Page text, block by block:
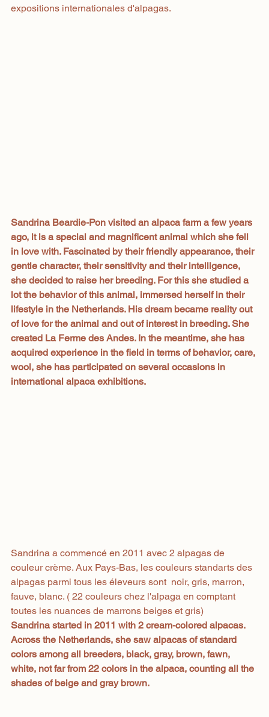
expositions internationales d'alpagas.
Sandrina Beardie-Pon visited an alpaca farm a few years
ago, it is a special and magnificent animal which she fell
in love with. Fascinated by their friendly appearance, their
gentle character, their sensitivity and their intelligence,
she decided to raise her breeding. For this she studied a
lot the behavior of this animal, immersed herself in their
lifestyle in the Netherlands. His dream became reality out
of love for the animal and out of interest in breeding. She
created La Ferme des Andes. In the meantime, she has
acquired experience in the field in terms of behavior, care,
wool, she has participated on several occasions in
international alpaca exhibitions.
Sandrina a commencé en 2011 avec 2 alpagas de
couleur crème. Aux Pays-Bas, les couleurs standarts des
alpagas parmi tous les éleveurs sont  noir, gris, marron,
fauve, blanc. ( 22 couleurs chez l'alpaga en comptant
toutes les nuances de marrons beiges et gris)
Sandrina started in 2011 with 2 cream-colored alpacas.
Across the Netherlands, she saw alpacas of standard
colors among all breeders, black, gray, brown, fawn,
white, not far from 22 colors in the alpaca, counting all the
shades of beige and gray brown.